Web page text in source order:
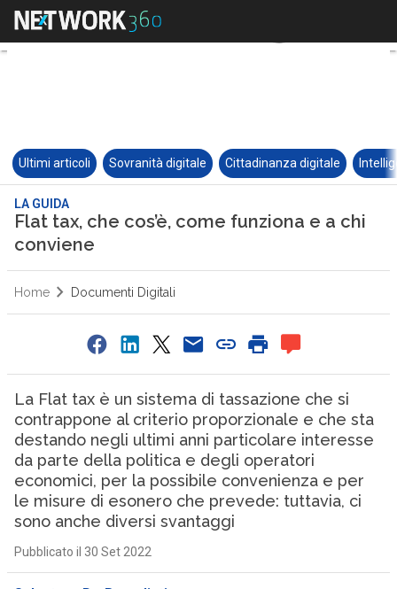
Ultimi articoli Sovranità digitale Cittadinanza digitale
LA GUIDA
Flat tax, che cos’è, come funziona e a chi
conviene
Home Documenti Digitali
La Flat tax è un sistema di tassazione che si
contrappone al criterio proporzionale e che sta
destando negli ultimi anni particolare interesse
da parte della politica e degli operatori
economici, per la possibile convenienza e per
le misure di esonero che prevede: tuttavia, ci
sono anche diversi svantaggi
Pubblicato il 30 Set 2022